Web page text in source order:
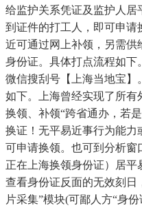
给监护关系凭证及监护人居
到证件的打工人，即可申请
近可通过网上补领，另需供
身份证。具体打点流程如下
微信搜刮号【上海当地宝
如下。上海曾经实现了所有
换领、补领“跨省通办，若
换证！无平易近事行为能力
可申请换领。也可到分析
正在上海换领身份证）居
查看身份证反面的无效刻日
片采集”模块(可鄙人方“身